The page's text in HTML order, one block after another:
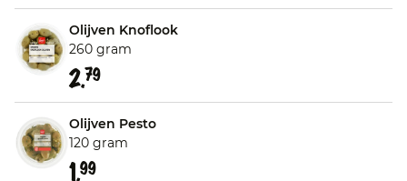
Olijven Knoflook
260 gram
2.79
Olijven Pesto
120 gram
1.99